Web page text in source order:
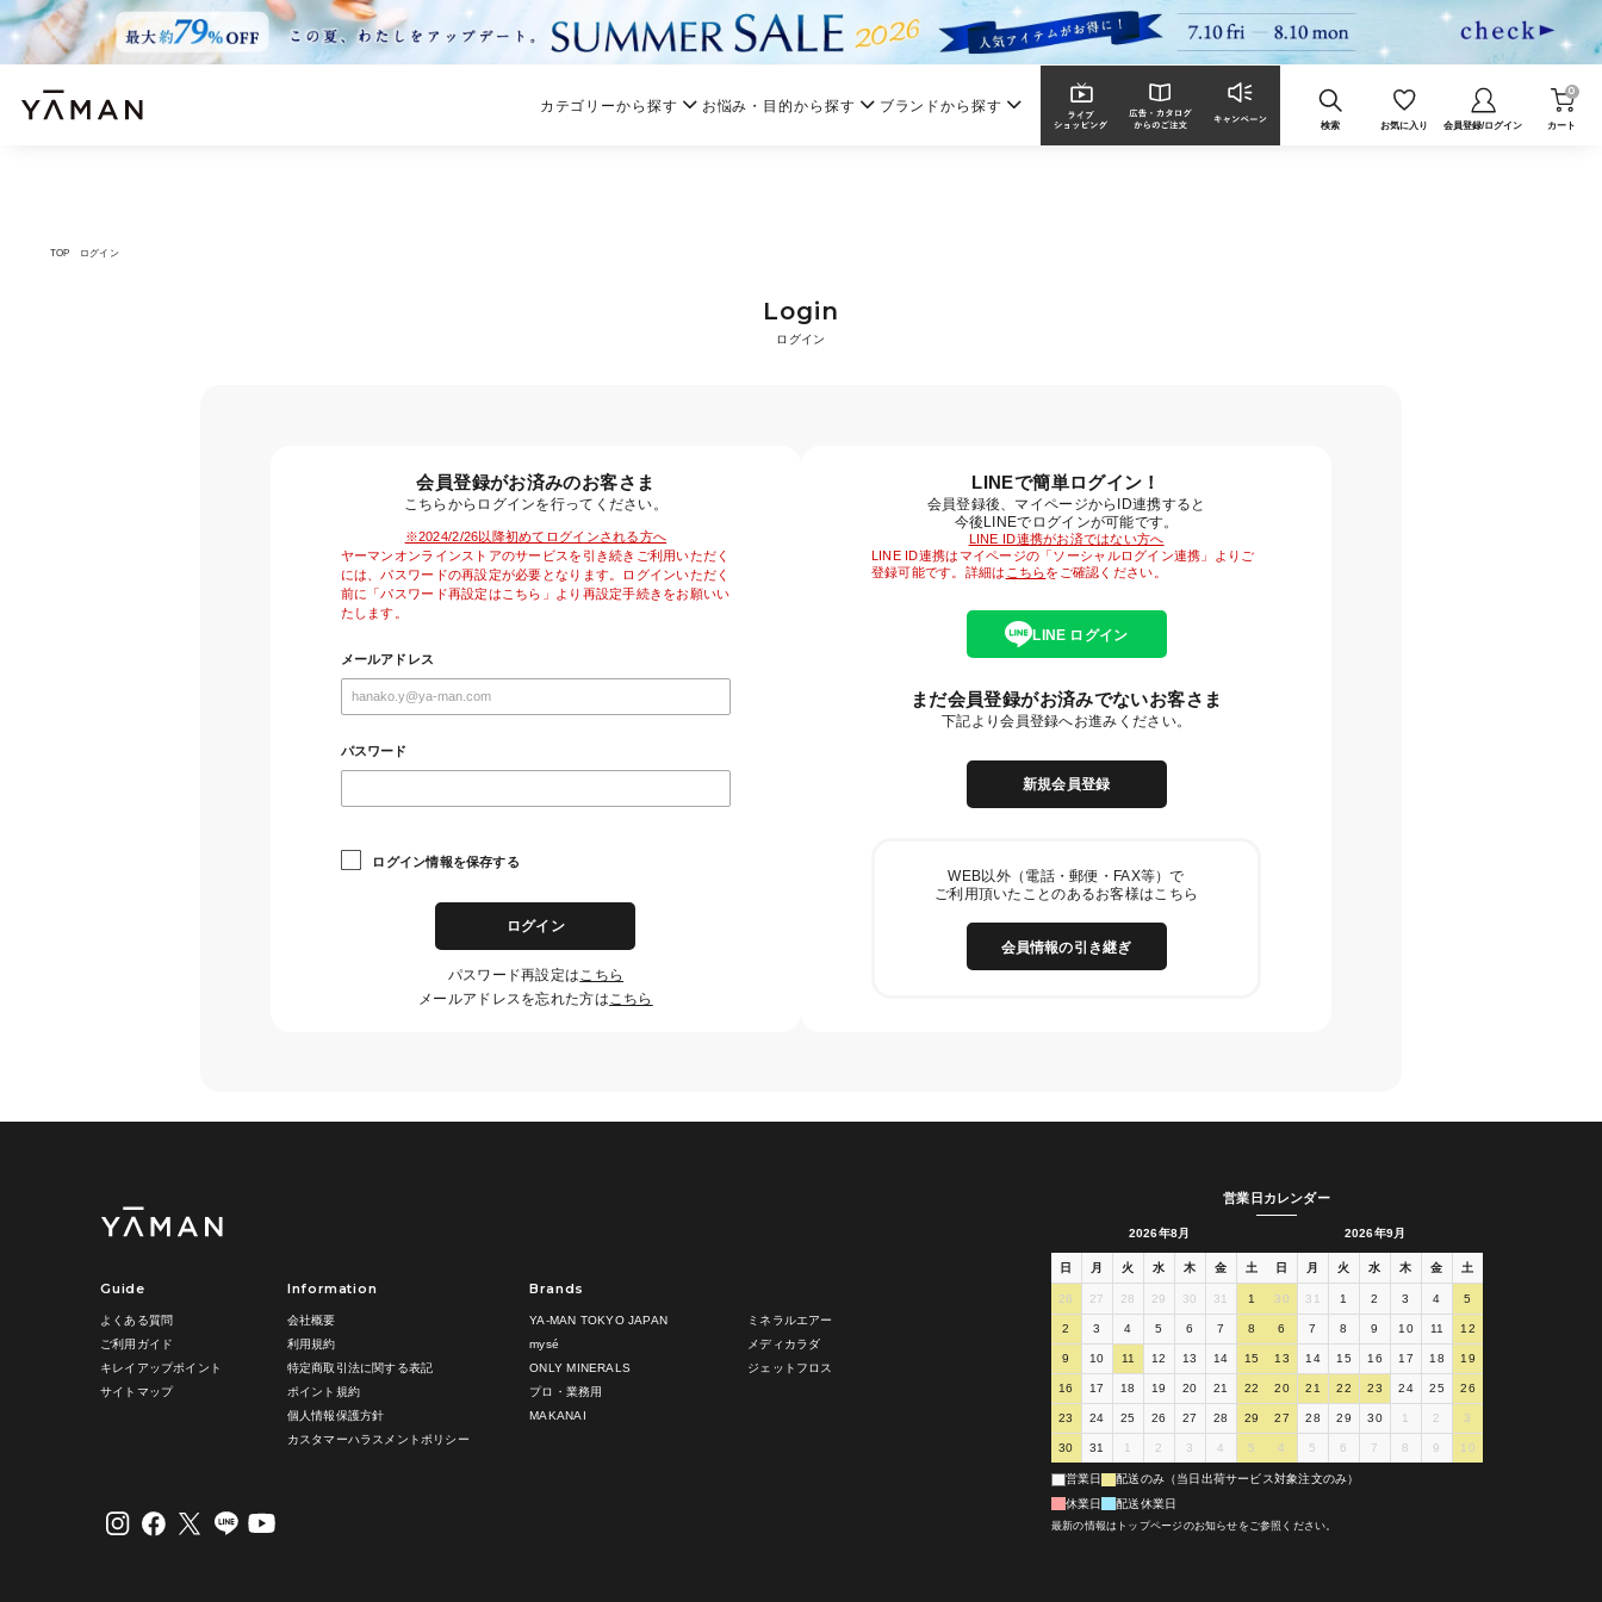
カテゴリーから探す お悩み・目的から探す ブランドから探す
検索 お気に入り 会員登録/ログイン カート
0
TOP ログイン
Login
ログイン
会員登録がお済みのお客さま
こちらからログインを行ってください。
※2024/2/26以降初めてログインされる方へ
ヤーマンオンラインストアのサービスを引き続きご利用いただく
には、パスワードの再設定が必要となります。ログインいただく
前に「パスワード再設定はこちら」より再設定手続きをお願いい
たします。
メールアドレス
パスワード
ログイン情報を保存する
ログイン
パスワード再設定は こちら
メールアドレスを忘れた方は こちら
LINEで簡単ログイン！
会員登録後、マイページからID連携すると
今後LINEでログインが可能です。
LINE ID連携がお済ではない方へ
LINE ID連携はマイページの「ソーシャルログイン連携」よりご
登録可能です。詳細は こちらをご確認ください。
LINE ログイン
まだ会員登録がお済みでないお客さま
下記より会員登録へお進みください。
新規会員登録
WEB以外（電話・郵便・FAX等）で
ご利用頂いたことのあるお客様はこちら
会員情報の引き継ぎ
Guide
よくある質問
ご利用ガイド
キレイアップポイント
サイトマップ
Information
会社概要
利用規約
特定商取引法に関する表記
ポイント規約
個人情報保護方針
カスタマーハラスメントポリシー
Brands
YA-MAN TOKYO JAPAN
mysé
ONLY MINERALS
プロ・業務用
MAKANAI
ミネラルエアー
メディカラダ
ジェットフロス
営業日カレンダー
2026年8月
日 月 火 水 木 金 土
26 27 28 29 30 31 1
2 3 4 5 6 7 8
9 10 11 12 13 14 15
16 17 18 19 20 21 22
23 24 25 26 27 28 29
30 31 1 2 3 4 5
2026年9月
日 月 火 水 木 金 土
30 31 1 2 3 4 5
6 7 8 9 10 11 12
13 14 15 16 17 18 19
20 21 22 23 24 25 26
27 28 29 30 1 2 3
4 5 6 7 8 9 10
営業日
配送のみ（当日出荷サービス対象注文のみ）
休業日
配送休業日
最新の情報はトップページのお知らせをご参照ください。